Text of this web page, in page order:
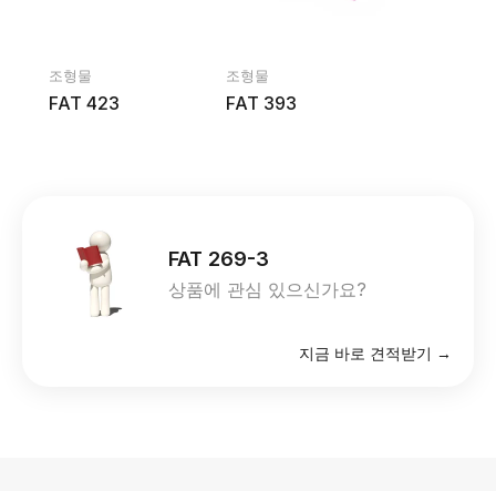
조형물
FAT 423
조형물
FAT 393
FAT 269-3
상품에 관심 있으신가요?
지금 바로 견적받기 →